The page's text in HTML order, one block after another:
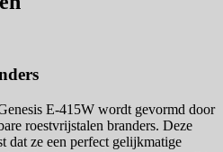
E-415W wordt gevormd door
roestvrijstalen branders. Deze
dat ze een perfect gelijkmatige